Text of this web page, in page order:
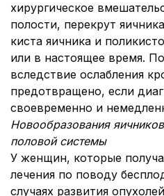
хирургическое
полости, перекрут
киста яичника и
или в настоящее время.
вследствие ослабления
предотвращено, если
своевременно и
Новообразования
половой системы
У женщин, которые
лечения по поводу
случаях развития